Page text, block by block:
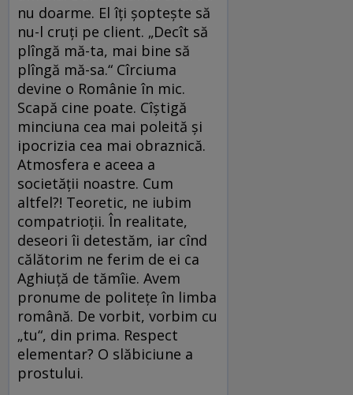
nu doarme. El îți șoptește să
nu-l cruți pe client. „Decît să
plîngă mă-ta, mai bine să
plîngă mă-sa.“ Cîrciuma
devine o Românie în mic.
Scapă cine poate. Cîștigă
minciuna cea mai poleită și
ipocrizia cea mai obraznică.
Atmosfera e aceea a
societății noastre. Cum
altfel?! Teoretic, ne iubim
compatrioții. În realitate,
deseori îi detestăm, iar cînd
călătorim ne ferim de ei ca
Aghiuță de tămîie. Avem
pronume de politețe în limba
română. De vorbit, vorbim cu
„tu“, din prima. Respect
elementar? O slăbiciune a
prostului.